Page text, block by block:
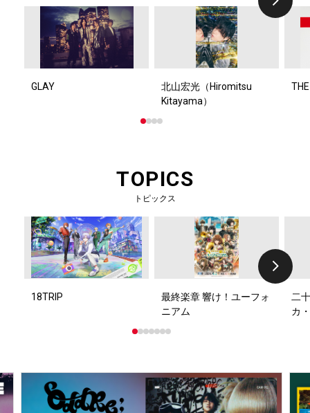
GLAY
北山宏光（Hiromitsu
Kitayama）
TOPICS
トピックス
18TRIP
最終楽章 響け！ユーフォ
ニアム
二
カ